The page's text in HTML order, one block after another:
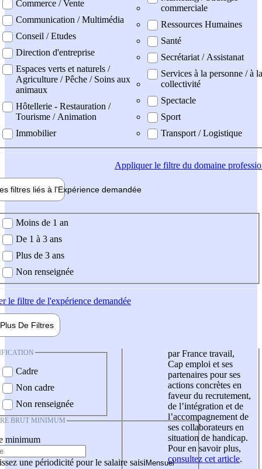
Commerce / Vente
Communication / Multimédia
Conseil / Etudes
Direction d'entreprise
Espaces verts et naturels /
Agriculture / Pêche / Soins aux
animaux
Hôtellerie - Restauration /
Tourisme / Animation
Immobilier
commerciale
Ressources Humaines
Santé
Secrétariat / Assistanat
Services à la personne / à la
collectivité
Spectacle
Sport
Transport / Logistique
Appliquerle filtre du domaine
filtres liés à l'Expérience demandée
demandée
Moins de 1 an
De 1 à 3 ans
Plus de 3 ans
Non renseignée
le filtre de l'expérience demandée
Plus De Filtres
Cadre
Non cadre
Non renseignée
BRUT MINIMUM
minimum
une périodicité pour le salaire saisi
par France travail,
Cap emploi et ses
partenaires pour ses
actions concrètes en
faveur du recrutement,
de l’intégration et de
l’accompagnement de
ses collaborateurs en
situation de handicap.
Pour en savoir plus,
consultez cet article.